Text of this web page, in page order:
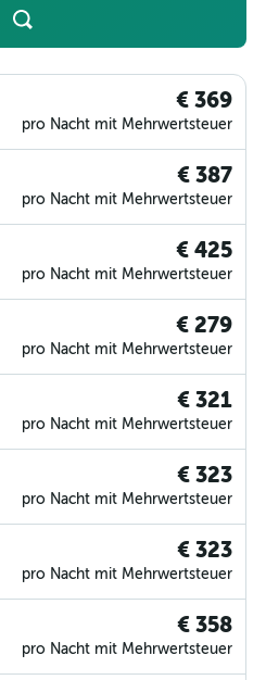
€ 369
pro Nacht mit Mehrwertsteuer
€ 387
pro Nacht mit Mehrwertsteuer
€ 425
pro Nacht mit Mehrwertsteuer
€ 279
pro Nacht mit Mehrwertsteuer
€ 321
pro Nacht mit Mehrwertsteuer
€ 323
pro Nacht mit Mehrwertsteuer
€ 323
pro Nacht mit Mehrwertsteuer
€ 358
pro Nacht mit Mehrwertsteuer